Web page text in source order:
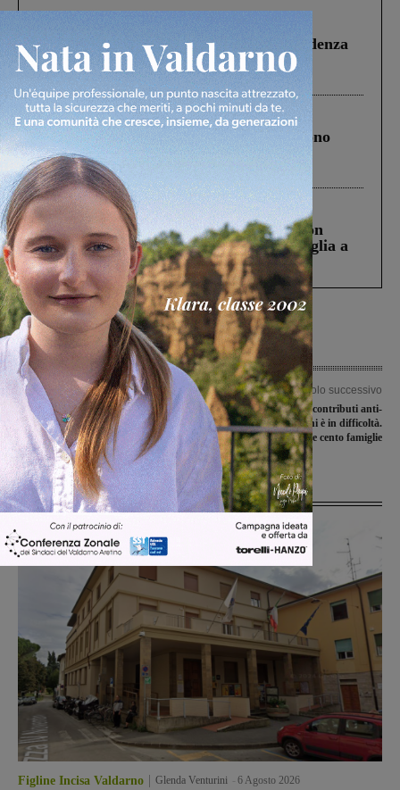
Piscina di Figline finanziata oltre la scadenza
Pnrr, il gruppo di Fratelli d’Italia: “Un
ringraziamento al Governo”
Cronaca 4 Agosto 2026
Un anno fa la strage in A1 in cui morirono
Gianni, Giulia e Franco. Lo schianto, il
processo, lo stop ai sorpassi fra tir....
Cronaca 3 Agosto 2026
Scomparso da una struttura di Castiglion
Fiorentino l’uomo che aveva ucciso la figlia a
Levane nel 2020
Articolo precedente
Fiamme in un appartamento di
Levanella, il fumo invade anche gli
altri piani
Articolo successivo
Aperto il bando per i contributi anti-
sfratto: risorse per chi è in difficoltà.
Nel 2019 furono aiutate cento famiglie
Ultime Notizie
Figline Incisa Valdarno Glenda Venturini 6 Agosto 2026